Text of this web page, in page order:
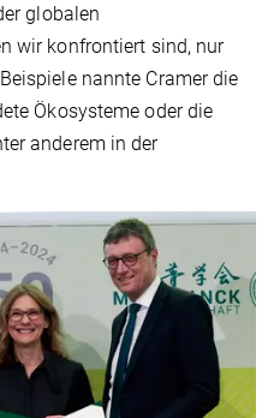
globalen
wir konfrontiert sind, nur
nannte Cramer die
Ökosysteme oder die
anderem in der